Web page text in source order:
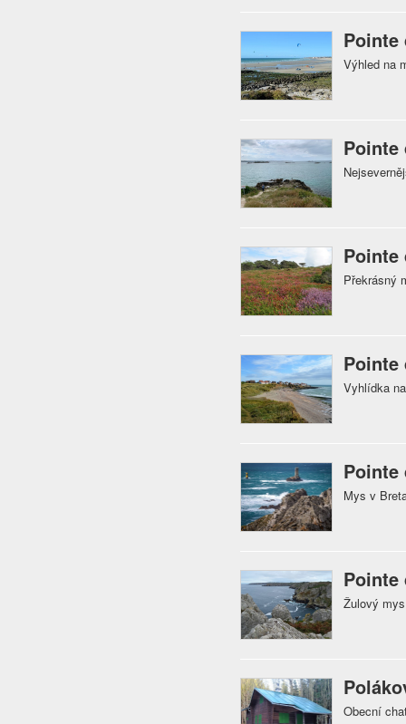
Pointe
Výhled na
Pointe
Překrásný
Pointe
Vyhlídka
Pointe
Mys v
Pointe
Žulový
Obecní